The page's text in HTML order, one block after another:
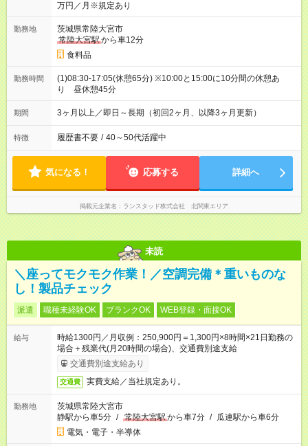
万円／月※規定あり
勤務地
茨城県常陸大宮市
常陸大宮駅から車12分
食料品
勤務時間
(1)08:30-17:05(休憩65分) ※10:00と15:00に10分間の休憩あ
り 昼休憩45分
期間 3ヶ月以上／即日～長期（初回2ヶ月、以降3ヶ月更新）
特徴 履歴書不要 / 40～50代活躍中
気になる！ 応募する 詳細へ
掲載元企業名 ランスタッド株式会社 北関東エリア
未読
＼座ってモクモク作業！／空調完備＊重いものな
し！製品チェック
派遣 職種未経験OK ブランクOK WEB登録・面接OK
給与
時給1300円／月収例：250,900円＝1,300円×8時間×21日勤務の
場合＋残業代(月20時間の場合)、交通費別途支給
交通費別途支給あり
交通費 実費支給／当社規定あり。
勤務地
茨城県常陸大宮市
静駅から車5分 / 常陸大宮駅から車7分 / 瓜連駅から車6分
電気・電子・半導体